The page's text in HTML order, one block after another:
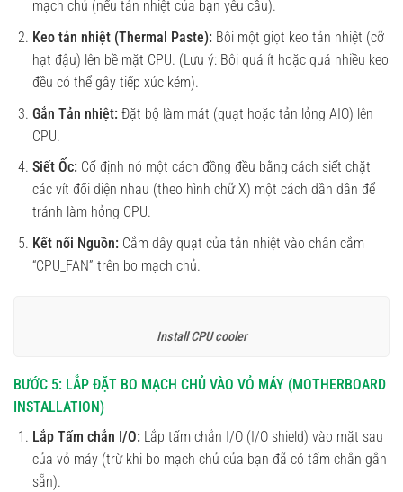
mạch chủ (nếu tản nhiệt của bạn yêu cầu).
Keo tản nhiệt (Thermal Paste): Bôi một giọt keo tản nhiệt (cỡ
hạt đậu) lên bề mặt CPU. (Lưu ý: Bôi quá ít hoặc quá nhiều keo
đều có thể gây tiếp xúc kém).
Gắn Tản nhiệt: Đặt bộ làm mát (quạt hoặc tản lỏng AIO) lên
CPU.
Siết Ốc: Cố định nó một cách đồng đều bằng cách siết chặt
các vít đối diện nhau (theo hình chữ X) một cách dần dần để
tránh làm hỏng CPU.
Kết nối Nguồn: Cắm dây quạt của tản nhiệt vào chân cắm
“CPU_FAN” trên bo mạch chủ.
Install CPU cooler
BƯỚC 5: LẮP ĐẶT BO MẠCH CHỦ VÀO VỎ MÁY (MOTHERBOARD
INSTALLATION)
Lắp Tấm chắn I/O: Lắp tấm chắn I/O (I/O shield) vào mặt sau
của vỏ máy (trừ khi bo mạch chủ của bạn đã có tấm chắn gắn
sẵn).